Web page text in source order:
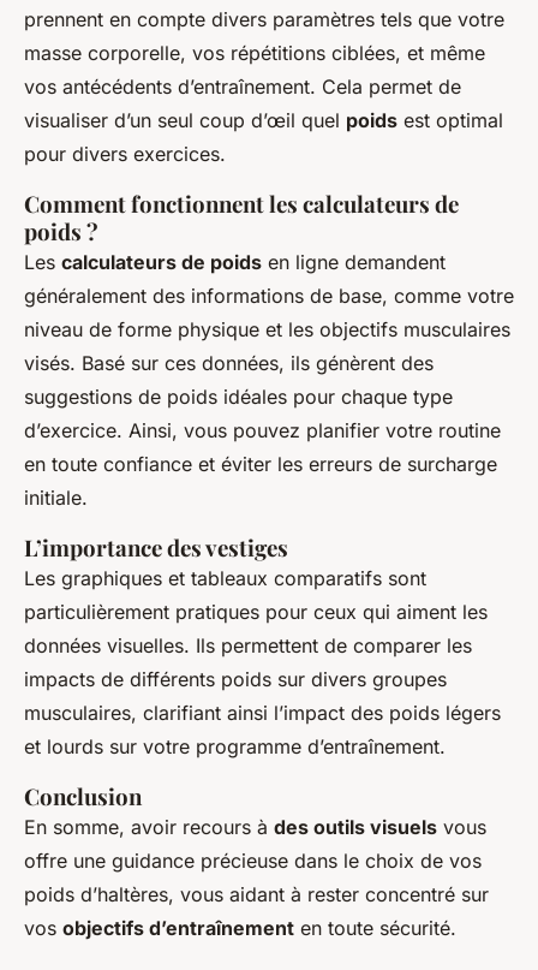
prennent en compte divers paramètres tels que votre
masse corporelle, vos répétitions ciblées, et même
vos antécédents d’entraînement. Cela permet de
visualiser d’un seul coup d’œil quel poids est optimal
pour divers exercices.
Comment fonctionnent les calculateurs de
poids ?
Les calculateurs de poids en ligne demandent
généralement des informations de base, comme votre
niveau de forme physique et les objectifs musculaires
visés. Basé sur ces données, ils génèrent des
suggestions de poids idéales pour chaque type
d’exercice. Ainsi, vous pouvez planifier votre routine
en toute confiance et éviter les erreurs de surcharge
initiale.
L’importance des vestiges
Les graphiques et tableaux comparatifs sont
particulièrement pratiques pour ceux qui aiment les
données visuelles. Ils permettent de comparer les
impacts de différents poids sur divers groupes
musculaires, clarifiant ainsi l’impact des poids légers
et lourds sur votre programme d’entraînement.
Conclusion
En somme, avoir recours à des outils visuels vous
offre une guidance précieuse dans le choix de vos
poids d’haltères, vous aidant à rester concentré sur
vos objectifs d’entraînement en toute sécurité.